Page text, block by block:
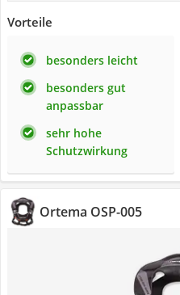
Vorteile
besonders leicht
besonders gut
anpassbar
sehr hohe
Schutzwirkung
Ortema OSP-005